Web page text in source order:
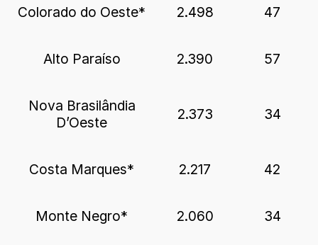
Colorado do Oeste* 2.498 47
Alto Paraíso 2.390 57
Nova Brasilândia
D’Oeste
2.373 34
Costa Marques* 2.217 42
Monte Negro* 2.060 34